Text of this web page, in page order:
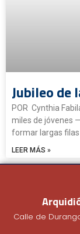
Jubileo de
POR Cynthia
miles de jóvenes
formar largas filas
LEER MÁS »
Calle de